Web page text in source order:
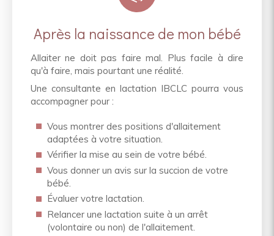
Après la naissance de mon bébé
Allaiter ne doit pas faire mal. Plus facile à dire
qu'à faire, mais pourtant une réalité.
Une consultante en lactation IBCLC pourra vous
accompagner pour :
Vous montrer des positions d'allaitement
adaptées à votre situation.
Vérifier la mise au sein de votre bébé.
Vous donner un avis sur la succion de votre
bébé.
Évaluer votre lactation.
Relancer une lactation suite à un arrêt
(volontaire ou non) de l'allaitement.